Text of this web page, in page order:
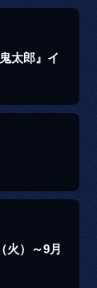
太郎』イ
火）～9月